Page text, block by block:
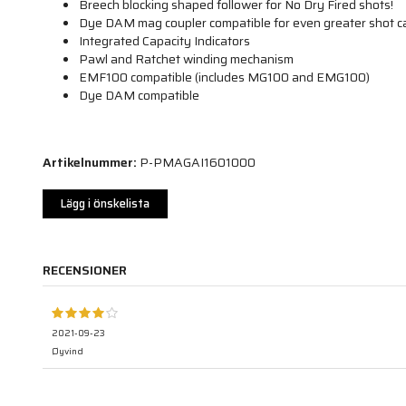
Breech blocking shaped follower for No Dry Fired shots!
Dye DAM mag coupler compatible for even greater shot
Integrated Capacity Indicators
Pawl and Ratchet winding mechanism
EMF100 compatible (includes MG100 and EMG100)
Dye DAM compatible
Artikelnummer: P-PMAGAI1601000
Lägg i önskelista
RECENSIONER
2021-09-23
Øyvind